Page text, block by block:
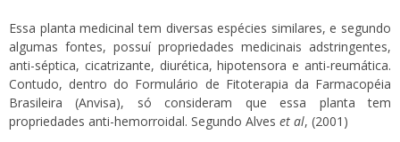
Essa planta medicinal tem diversas espécies similares, e segundo
algumas fontes, possuí propriedades medicinais adstringentes,
anti-séptica, cicatrizante, diurética, hipotensora e anti-reumática.
Contudo, dentro do Formulário de Fitoterapia da Farmacopéia
Brasileira (Anvisa), só consideram que essa planta tem
propriedades anti-hemorroidal. Segundo Alves et al, (2001)